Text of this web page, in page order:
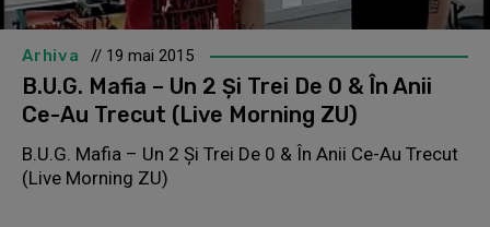
Arhiva // 19 mai 2015
B.U.G. Mafia – Un 2 Şi Trei De 0 & În Anii
Ce-Au Trecut (Live Morning ZU)
B.U.G. Mafia – Un 2 Şi Trei De 0 & În Anii Ce-Au Trecut
(Live Morning ZU)